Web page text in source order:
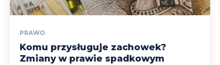
PRAWO
Komu przysługuje zachowek?
Zmiany w prawie spadkowym